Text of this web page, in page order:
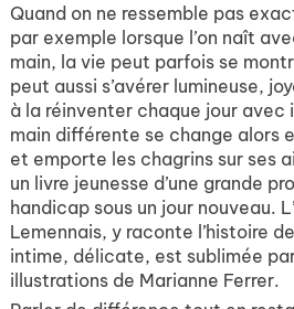
Quand on ne ressemble pas
par exemple lorsque l’on naît
main, la vie peut parfois se
peut aussi s’avérer lumineuse,
à la réinventer chaque jour
main différente se change alors
et emporte les chagrins sur ses
un livre jeunesse d’une grande
handicap sous un jour nouveau.
Lemennais, y raconte l’histoire
intime, délicate, est sublimée
illustrations de Marianne Ferrer.